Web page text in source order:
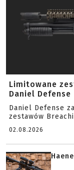
Limitowane
Daniel Defense
Daniel Defense
zestawów
02.08.2026